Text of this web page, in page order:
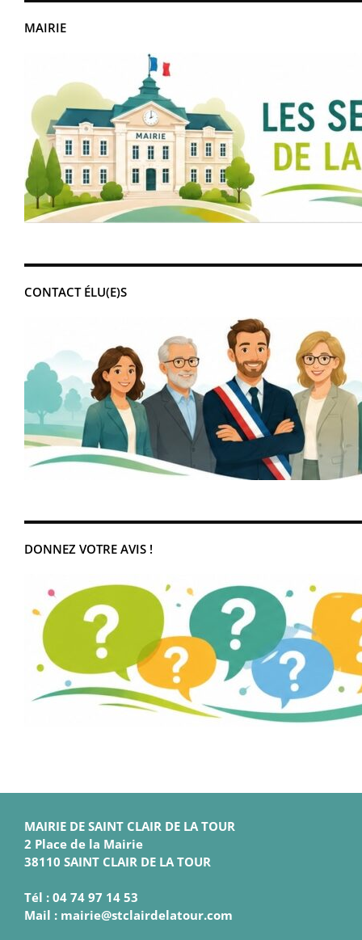
MAIRIE
CONTACT ÉLU(E)S
DONNEZ VOTRE AVIS !
MAIRIE DE SAINT CLAIR DE LA TOUR
2 Place de la Mairie
38110 SAINT CLAIR DE LA TOUR
Tél : 04 74 97 14 53
Mail : mairie@stclairdelatour.com